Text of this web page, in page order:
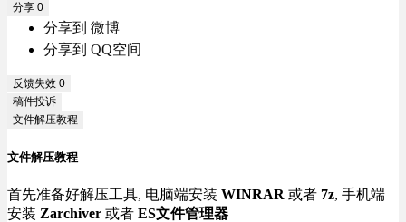
分享 0
分享到 微博
分享到 QQ空间
反馈失效 0
稿件投诉
文件解压教程
文件解压教程
首先准备好解压工具, 电脑端安装 WINRAR 或者 7z, 手机端
安装 Zarchiver 或者 ES文件管理器